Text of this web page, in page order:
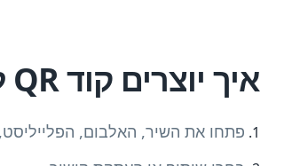
איך יוצרים קוד QR למוזיקה
פתחו את השיר, האלבום,